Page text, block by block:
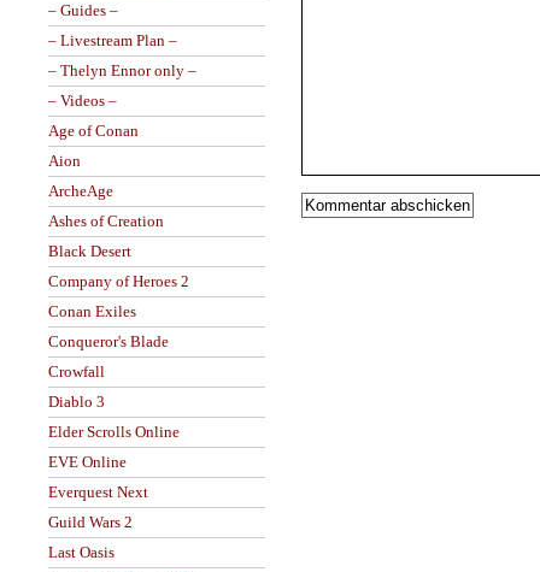
– Guides –
– Livestream Plan –
– Thelyn Ennor only –
– Videos –
Age of Conan
Aion
ArcheAge
Ashes of Creation
Black Desert
Company of Heroes 2
Conan Exiles
Conqueror's Blade
Crowfall
Diablo 3
Elder Scrolls Online
EVE Online
Everquest Next
Guild Wars 2
Last Oasis